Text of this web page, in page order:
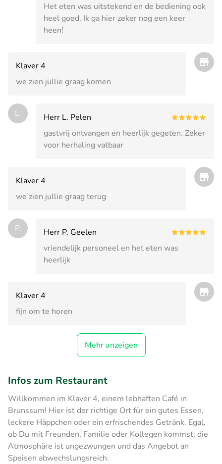
Het eten was uitstekend en de bediening ook
heel goed. Ik ga hier zeker nog een keer
heen!
Klaver 4
we zien jullie graag komen
L.
Herr L. Pelen
gastvrij ontvangen en heerlijk gegeten. Zeker
voor herhaling vatbaar
Klaver 4
we zien jullie graag terug
P.
Herr P. Geelen
vriendelijk personeel en het eten was
heerlijk
Klaver 4
fijn om te horen
Mehr anzeigen
Infos zum Restaurant
Willkommen im Klaver 4, einem lebhaften Café in
Brunssum! Hier ist der richtige Ort für ein gutes Essen,
leckere Häppchen oder ein erfrischendes Getränk. Egal,
ob Du mit Freunden, Familie oder Kollegen kommst, die
Atmosphäre ist ungezwungen und das Angebot an
Speisen abwechslungsreich.